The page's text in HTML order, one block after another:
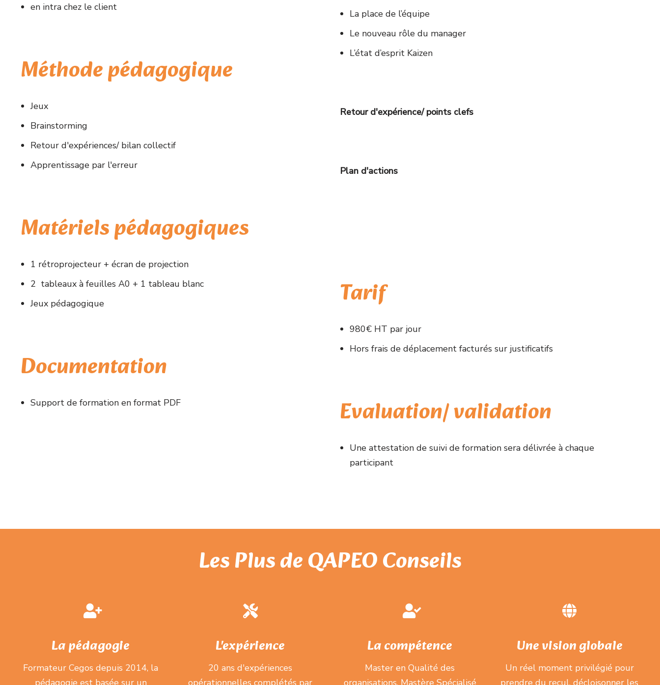
en intra chez le client
Méthode pédagogique
Jeux
Brainstorming
Retour d'expériences/ bilan collectif
Apprentissage par l'erreur
Matériels pédagogiques
1 rétroprojecteur + écran de projection
2 tableaux à feuilles A0 + 1 tableau blanc
Jeux pédagogique
Documentation
Support de formation en format PDF
La place de l’équipe
Le nouveau rôle du manager
L’état d’esprit Kaizen
Retour d'expérience/ points clefs
Plan d'actions
Tarif
980€ HT par jour
Hors frais de déplacement facturés sur justificatifs
Evaluation/ validation
Une attestation de suivi de formation sera délivrée à chaque
participant
Les Plus de QAPEO Conseils
La pédagogie
Formateur Cegos depuis 2014, la
pédagogie est basée sur un
L'expérience
20 ans d'expériences
opérationnelles complétés par
La compétence
Master en Qualité des
organisations, Mastère Spécialisé
Une vision globale
Un réel moment privilégié pour
prendre du recul, décloisonner les